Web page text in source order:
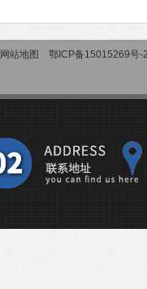
网站地图 鄂ICP备15015269号-